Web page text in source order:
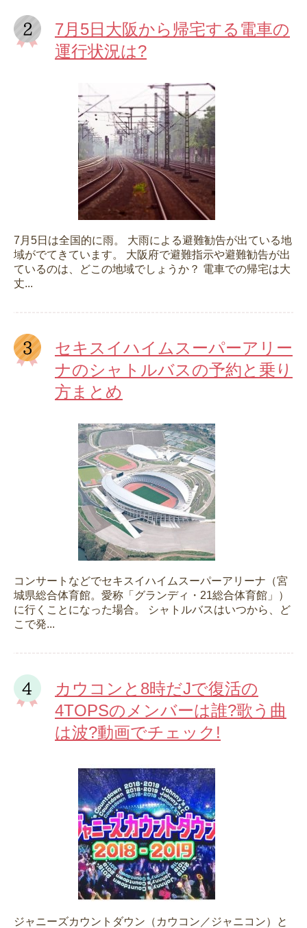
7月5日大阪から帰宅する電車の
運行状況は?
7月5日は全国的に雨。 大雨による避難勧告が出ている地
域がでてきています。 大阪府で避難指示や避難勧告が出
ているのは、どこの地域でしょうか？ 電車での帰宅は大
丈...
セキスイハイムスーパーアリー
ナのシャトルバスの予約と乗り
方まとめ
コンサートなどでセキスイハイムスーパーアリーナ（宮
城県総合体育館。愛称「グランディ・21総合体育館」）
に行くことになった場合。 シャトルバスはいつから、ど
こで発...
カウコンと8時だJで復活の
4TOPSのメンバーは誰?歌う曲
は波?動画でチェック!
ジャニーズカウントダウン（カウコン／ジャニコン）と